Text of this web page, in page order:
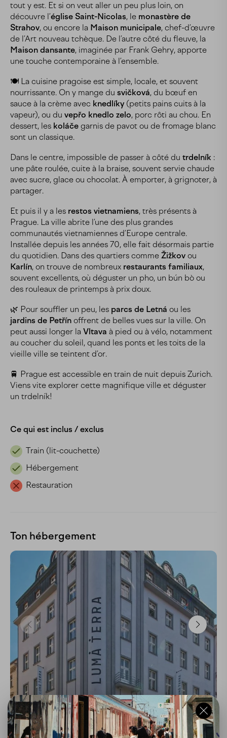
tout y est. Et si on veut aller un peu plus loin, on
découvre l’église Saint-Nicolas, le monastère de
Strahov, ou encore la Maison municipale, chef-d’œuvre
de l’Art nouveau tchèque. De l’autre côté du fleuve, la
Maison dansante, imaginée par Frank Gehry, apporte
une touche contemporaine à l’ensemble.
🍽️ La cuisine pragoise est simple, locale, et souvent
nourrissante. On y mange du svičková, du bœuf en
sauce à la crème avec knedlíky (petits pains cuits à la
vapeur), ou du vepřo knedlo zelo, porc rôti au chou. En
dessert, les koláče garnis de pavot ou de fromage blanc
sont un classique.
Dans le centre, impossible de passer à côté du trdelník :
une pâte roulée, cuite à la braise, souvent servie chaude
avec sucre, glace ou chocolat. À emporter, à grignoter, à
partager.
Et puis il y a les restos vietnamiens, très présents à
Prague. La ville abrite l’une des plus grandes
communautés vietnamiennes d’Europe centrale.
Installée depuis les années 70, elle fait désormais partie
du quotidien. Dans des quartiers comme Žižkov ou
Karlín, on trouve de nombreux restaurants familiaux,
souvent excellents, où déguster un pho, un bún bò ou
des rouleaux de printemps à prix doux.
🌿 Pour souffler un peu, les parcs de Letná ou les
jardins de Petřín offrent de belles vues sur la ville. On
peut aussi longer la Vltava à pied ou à vélo, notamment
au coucher du soleil, quand les ponts et les toits de la
vieille ville se teintent d’or.
🚆 Prague est accessible en train de nuit depuis Zurich.
Viens vite explorer cette magnifique ville et déguster
un trdelník!
Ce qui est inclus / exclus
Train (lit-couchette)
Hébergement
Restauration
Ton hébergement
Lumaterra